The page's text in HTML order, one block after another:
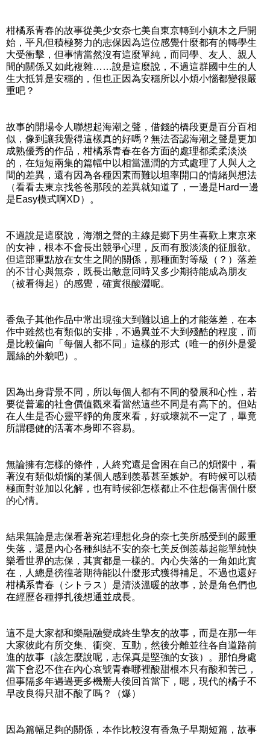
柑橘系青春的故事從美少女奈七美自東京轉到小鎮木之戶開
始，平凡但積極努力的志保因為這位感覺什麼都有的轉學生
大受衝擊，但事情當然沒有這麼單純，而同學、友人、親人
間的關係又如此複雜……說是這麼說，不過這群國中生的人
生大抵算是安穩的，但也正因為安穩所以小煩小惱都變很嚴
重吧？
故事的開場令人聯想起海潮之聲，借錢的橋段更是百分百相
似，像到讓我覺得這樣真的好嗎？無法否認海潮之聲是更加
成熟優秀的作品，柑橘系青春在各方面的處理都柔柔淡淡
的，在短短兩集的篇幅中以相當溫潤的方式處理了人與人之
間的差異，還有因為各種因素而難以坦率開口的情緒與想法
（看看去東京找爸爸那段的差異就知道了，一邊是Hard一邊
是Easy模式啊XD）。
不過說是這麼說，海潮之聲的主線是鄉下男生喜歡上東京來
的女神，根本不會長出競爭心理，反而有股淡淡的征服欲。
但這部重點放在女生之間的關係，那種面對等級（？）落差
的不甘心與無奈，既長出敵意同時又多少期待能成為朋友
（被看得起）的感覺，確實很酸澀呢。
香魚子其他作品中常出現強大到難以追上的才能落差，在本
作中雖然也有類似的安排，不過異並不大到殘酷的程度，而
是比較偏向「每個人都不同」這樣的形式（唯一的例外是愛
麗絲的外貌吧）。
因為出身背景不同，所以每個人都有不同的發展和心性，若
要從普遍的社會價值觀來看當然這些不同是有高下的。但站
在人生是否心靈平靜的角度來看，好或壞就不一定了，畢竟
所謂穩健的活著本身即不容易。
無論擁有怎樣的條件，人終究還是會困在自己的煩惱中，看
著沒有類似煩惱的某個人感到羨慕甚至嫉妒。有時候可以積
極面對並加以化解，也有時候卻怎樣都止不住想傷害個什麼
的心情。
結果無論是志保看著宛若理想化身的奈七美所感受到的嚴重
失落，還是內心各種糾結不安的奈七美反倒羨慕起能單純快
樂看世界的志保，其實都是一樣的。內心失落的一角如此實
在，人總是徬徨著期待能以什麼形式獲得補足。不過也還好
柑橘系青春（シトラス）是清淡溫暖的故事，於是角色們也
在經歷各種掙扎後想通並成長。
這不是大家都和樂融融變成終生摯友的故事，而是在那一年
大家彼此有所交集、衝突、互動，然後分離並往各自道路前
進的故事（該怎麼說呢，志保真是堅強的女孩）。那怕身處
當下會忍不住在內心哀號青春哪裡酸甜根本只有酸和苦已，
但事隔多年遇過更多機掰人後回首當下，嗯，現代的橘子不
早改良得只甜不酸了嗎？（爆）
因為篇幅足夠的關係，本作比較沒有香魚子早期短篇，故事